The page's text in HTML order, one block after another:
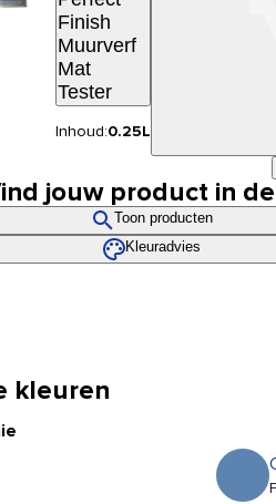
Finish
Muurverf
Mat
Tester
Inhoud:0.25L
jouw product in
Toon producten
Kleuradvies
kleuren